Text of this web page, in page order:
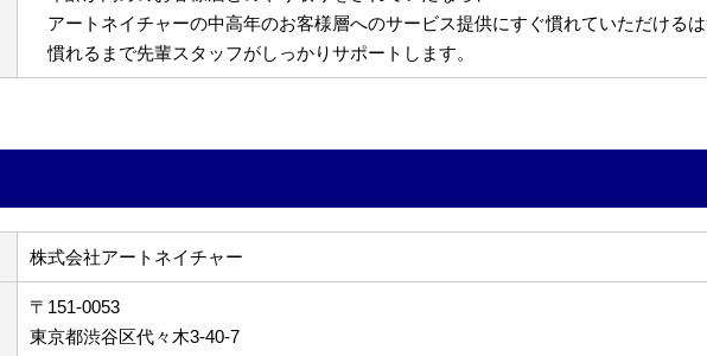
アートネイチャーの中高年のお客様層へのサービス提供にすぐ慣れていただける
慣れるまで先輩スタッフがしっかりサポートします。
株式会社アートネイチャー
〒151-0053
東京都渋谷区代々木3-40-7